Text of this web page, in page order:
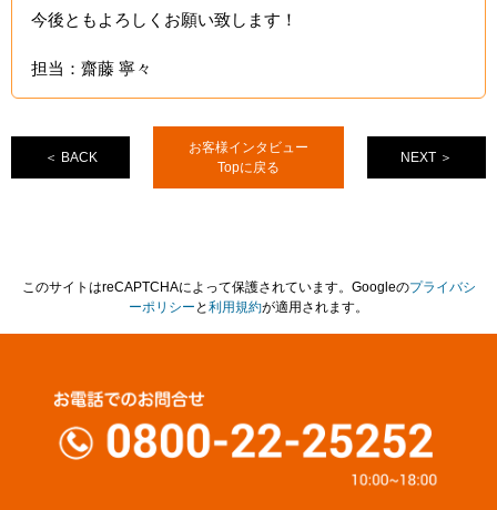
今後ともよろしくお願い致します！
担当：齋藤 寧々
＜ BACK
お客様インタビュー
Topに戻る
NEXT ＞
このサイトはreCAPTCHAによって保護されています。Googleのプライバシ
ーポリシー と利用規約が適用されます。